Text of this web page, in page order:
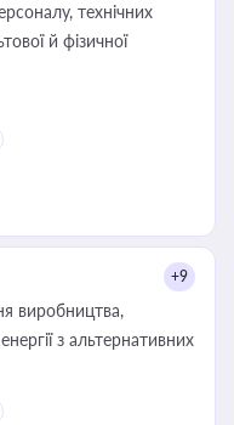
технічних
й фізичної
+9
виробництва,
з альтернативних